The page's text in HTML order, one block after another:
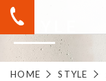
STYLE
HOME STYLE